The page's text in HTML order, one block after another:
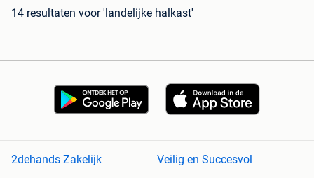
14 resultaten voor 'landelijke halkast'
2dehands Zakelijk Veilig en Succesvol